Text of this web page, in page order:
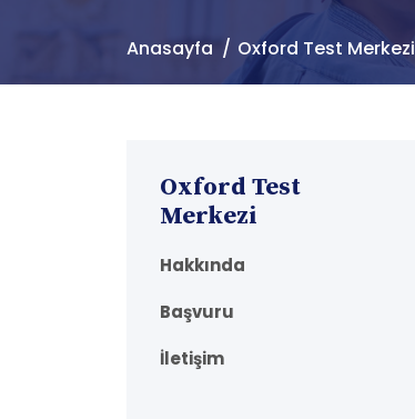
Anasayfa Oxford Test Merkezi
Oxford Test
Merkezi
Hakkında
Başvuru
İletişim